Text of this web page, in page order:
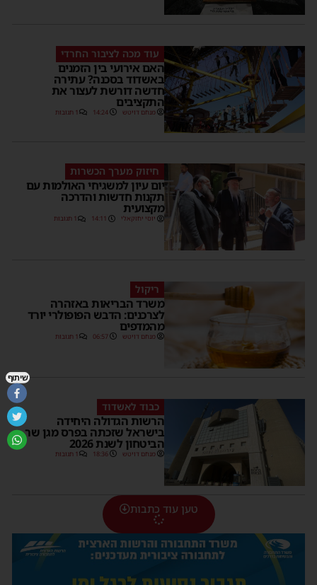
עוד מכה לציבור החרדי
האם אירועי בין הזמנים
באשדוד בסכנה? עתירה
חדשה דורשת לעצור את
התקציבים
מנחם דויטש 14:24 1 תגובות
חיזוק מערך הכשרות
יום עיון למשגיחי האולמות עם
תקנות חדשות והדרכה
מקצועית
יוסי יחזקאלי 14:11 1 תגובות
ריקול
משרד הבריאות באזהרה
לצרכנים: הדבש הפופולרי יורד
מהמדפים
מנחם דויטש 06:57 1 תגובות
כבוד לאשדוד
הרשות הגדולה היחידה
בישראל שזכתה בפרס מגן שר
הביטחון לשנת 2026
מנחם דויטש 18:36 1 תגובות
טען עוד כתבות
שיתוף